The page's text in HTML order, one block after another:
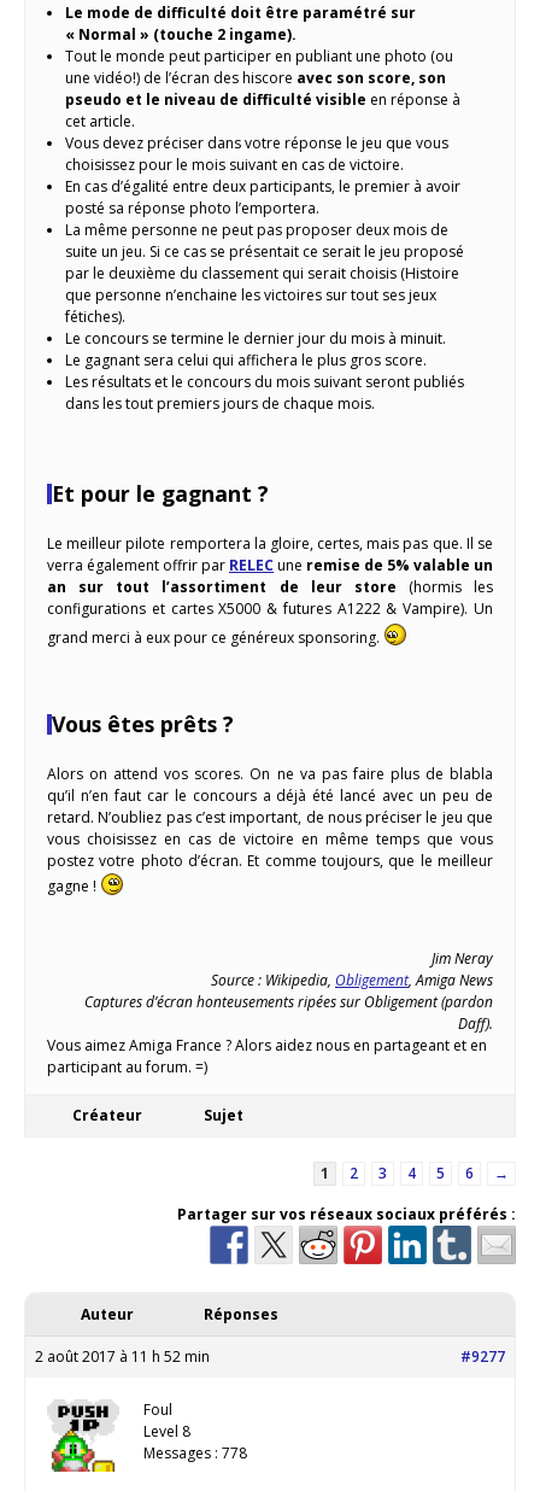
Le mode de difficulté doit être paramétré sur
« Normal » (touche 2 ingame).
Tout le monde peut participer en publiant une photo (ou
une vidéo!) de l’écran des hiscore avec son score, son
pseudo et le niveau de difficulté visible en réponse à
cet article.
Vous devez préciser dans votre réponse le jeu que vous
choisissez pour le mois suivant en cas de victoire.
En cas d’égalité entre deux participants, le premier à avoir
posté sa réponse photo l’emportera.
La même personne ne peut pas proposer deux mois de
suite un jeu. Si ce cas se présentait ce serait le jeu proposé
par le deuxième du classement qui serait choisis (Histoire
que personne n’enchaine les victoires sur tout ses jeux
fétiches).
Le concours se termine le dernier jour du mois à minuit.
Le gagnant sera celui qui affichera le plus gros score.
Les résultats et le concours du mois suivant seront publiés
dans les tout premiers jours de chaque mois.
Et pour le gagnant ?
Le meilleur pilote remportera la gloire, certes, mais pas que. Il se
verra également offrir par RELECune remise de 5% valable un
an sur tout l’assortiment de leur store (hormis les
configurations et cartes X5000 & futures A1222 & Vampire). Un
grand merci à eux pour ce généreux sponsoring.
Vous êtes prêts ?
Alors on attend vos scores. On ne va pas faire plus de blabla
qu’il n’en faut car le concours a déjà été lancé avec un peu de
retard. N’oubliez pas c’est important, de nous préciser le jeu que
vous choisissez en cas de victoire en même temps que vous
postez votre photo d’écran. Et comme toujours, que le meilleur
gagne !
Jim Neray
Source : Wikipedia, Obligement, Amiga News
Captures d’écran honteusements ripées sur Obligement (pardon
Daff).
Vous aimez Amiga France ? Alors aidez nous en partageant et en
participant au forum. =)
Créateur Sujet
1 2 3 4 5 6
→
Partager sur vos réseaux sociaux préférés :
Auteur Réponses
2 août 2017 à 11 h 52 min #9277
Foul
Level 8
Messages : 778